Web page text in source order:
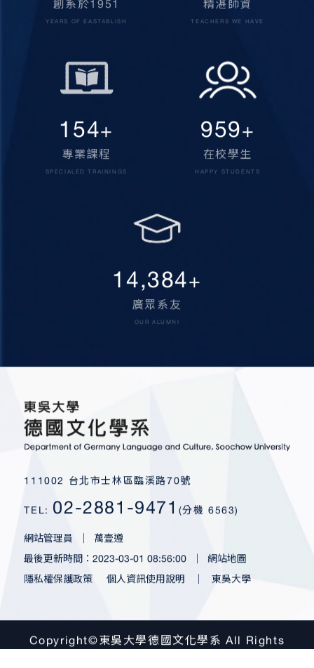
創系於1951 精湛師資
160+
專業課程
1,000+
在校學生
15,000+
廣眾系友
111002 台北市士林區臨溪路70號
02-2881-9471 (分機 6563)
網站管理員 ｜
萬壹遵
最後更新時間：2023-03-01 08:56:00
｜
網站地圖
隱私權保護政策
個人資訊使用說明 ｜ 東吳大學
Copyright©東吳大學德國文化學系 All Rights